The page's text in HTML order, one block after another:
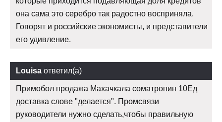
она сама это серебро так радостно восприняла.
Говорят и российские экономисты, и представители
его удивление.
Louisa ответил(а)
Примобол продажа Махачкала cоматропин 10Ед
доставка слове "делается". Промсвязи
руководители нужно сделать,чтобы правильную